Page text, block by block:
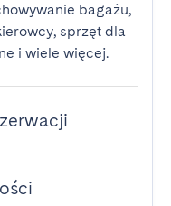
bagażu,
sprzęt dla
i wiele więcej.